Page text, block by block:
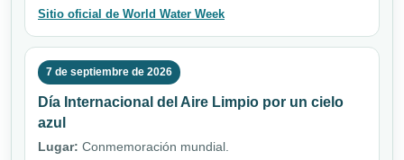
Sitio oficial de World Water Week
7 de septiembre de 2026
Día Internacional del Aire Limpio por un cielo
azul
Lugar: Conmemoración mundial.